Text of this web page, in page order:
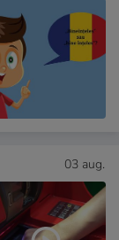
03 aug.